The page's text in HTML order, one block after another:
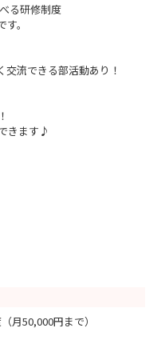
る研修制度
。
流できる部活動あり！
きます♪
50,000円まで）